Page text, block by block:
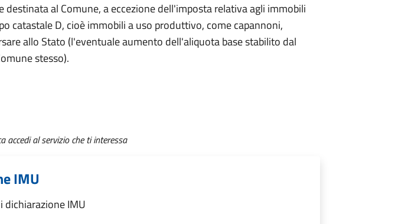
destinata al Comune, a eccezione dell'imposta relativa agli immobili
catastale D, cioè immobili a uso produttivo, come capannoni,
allo Stato (l'eventuale aumento dell'aliquota base stabilito dal
stesso).
accedi al servizio che ti interessa
IMU
dichiarazione IMU